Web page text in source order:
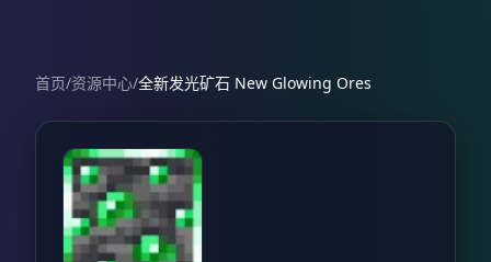
首页/资源中心/全新发光矿石 New Glowing Ores